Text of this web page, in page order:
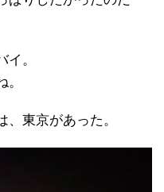
。
東京があった。